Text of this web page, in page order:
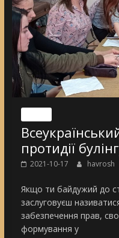
протидії
2021-10-17 havrosh
Якщо ти байдужий до
заслуговуєш
забезпечення прав,
формування у